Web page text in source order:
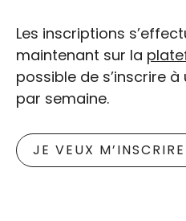
Les inscriptions
maintenant sur la
possible de s’inscrire
par semaine.
JE VEUX